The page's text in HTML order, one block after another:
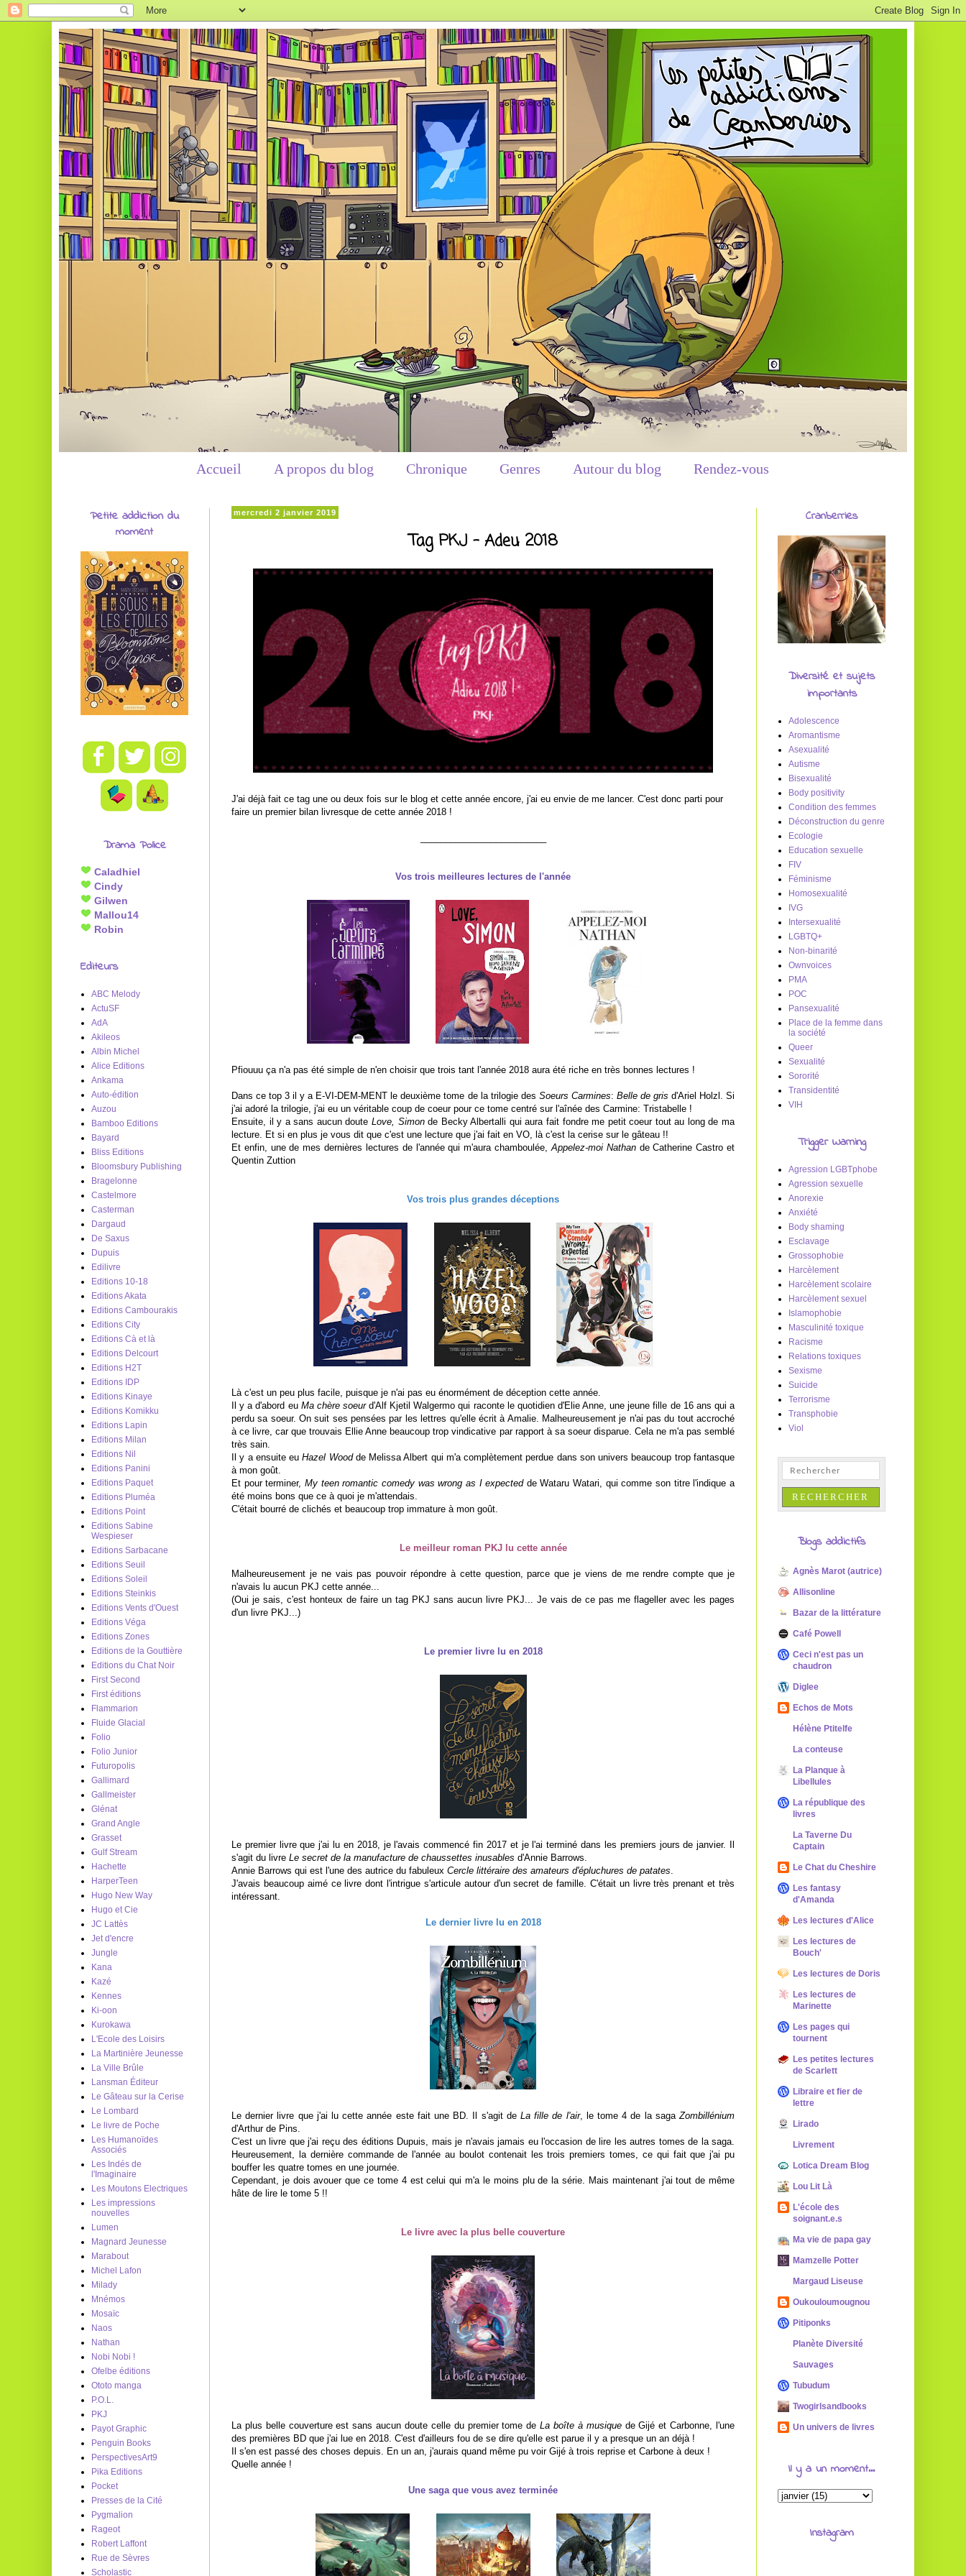
Accueil A propos du blog Chronique Genres Autour du blog Rendez-vous
mercredi 2 janvier 2019
Tag PKJ - Adeu 2018
J'ai déjà fait ce tag une ou deux fois sur le blog et cette année encore, j'ai eu envie de me lancer. C'est donc parti pour
faire un premier bilan livresque de cette année 2018 !
Vos trois meilleures lectures de l'année
Pfiouuu ça n'a pas été simple de n'en choisir que trois tant l'année 2018 aura été riche en très bonnes lectures !
Dans ce top 3 il y a E-VI-DEM-MENT le deuxième tome de la trilogie des Soeurs Carmines: Belle de gris d'Ariel Holzl. Si
j'ai adoré la trilogie, j'ai eu un véritable coup de coeur pour ce tome centré sur l'aînée des Carmine: Tristabelle !
Ensuite, il y a sans aucun doute Love, Simonde Becky Albertalli qui aura fait fondre me petit coeur tout au long de ma
lecture. Et si en plus je vous dit que c'est une lecture que j'ai fait en VO, là c'est la cerise sur le gâteau !!
Et enfin, une de mes dernières lectures de l'année qui m'aura chamboulée, Appelez-moi Nathande Catherine Castro et
Quentin Zuttion
Vos trois plus grandes déceptions
Là c'est un peu plus facile, puisque je n'ai pas eu énormément de déception cette année.
Il y a d'abord eu Ma chère soeurd'Alf Kjetil Walgermo qui raconte le quotidien d'Elie Anne, une jeune fille de 16 ans qui a
perdu sa soeur. On suit ses pensées par les lettres qu'elle écrit à Amalie. Malheureusement je n'ai pas du tout accroché
à ce livre, car que trouvais Ellie Anne beaucoup trop vindicative par rapport à sa soeur disparue. Cela ne m'a pas semblé
très sain.
Il y a ensuite euHazel Woodde Melissa Albert qui m'a complètement perdue dans son univers beaucoup trop fantasque
à mon goût.
Et pour terminer, My teen romantic comedy was wrong as I expectedde Wataru Watari, qui comme son titre l'indique a
été moins bons que ce à quoi je m'attendais.
C'était bourré de clichés et beaucoup trop immature à mon goût.
Le meilleur roman PKJ lu cette année
Malheureusement je ne vais pas pouvoir répondre à cette question, parce que je viens de me rendre compte que je
n'avais lu aucun PKJ cette année...
(Oui je sais, c'est honteux de faire un tag PKJ sans aucun livre PKJ... Je vais de ce pas me flageller avec les pages
d'un livre PKJ...)
Le premier livre lu en 2018
Le premier livre que j'ai lu en 2018, je l'avais commencé fin 2017 et je l'ai terminé dans les premiers jours de janvier. Il
s'agit du livre Le secret de la manufacture de chaussettes inusables d'Annie Barrows.
Annie Barrows qui est l'une des autrice du fabuleux Cercle littéraire des amateurs d'épluchures de patates
J'avais beaucoup aimé ce livre dont l'intrigue s'articule autour d'un secret de famille. C'était un livre très prenant et très
intéressant.
Le dernier livre lu en 2018
Le dernier livre que j'ai lu cette année este fait une BD. Il s'agit de La fille de l'air, le tome 4 de la sagaZombillénium
d'Arthur de Pins.
C'est un livre que j'ai reçu des éditions Dupuis, mais je n'avais jamais eu l'occasion de lire les autres tomes de la saga.
Heureusement, la dernière commande de l'année au boulot contenait les trois premiers tomes, ce qui fait que j'ai pu
bouffer les quatre tomes en une journée.
Cependant, je dois avouer que ce tome 4 est celui qui m'a le moins plu de la série. Mais maintenant j'ai tout de même
hâte de lire le tome 5 !!
Le livre avec la plus belle couverture
La plus belle couverture est sans aucun doute celle du premier tome deLa boîte à musiquede Gijé et Carbonne, l'une
des premières BD que j'ai lue en 2018. C'est d'ailleurs fou de se dire qu'elle est parue il y a presque un an déjà !
Il s'en est passé des choses depuis. En un an, j'aurais quand même pu voir Gijé à trois reprise et Carbone à deux !
Quelle année !
Une saga que vous avez terminée
Petite addiction du
moment
Drama Police
Caladhiel
Cindy
Gilwen
Mallou14
Robin
Editeurs
ABC Melody
ActuSF
AdA
Akileos
Albin Michel
Alice Editions
Ankama
Auto-édition
Auzou
Bamboo Editions
Bayard
Bliss Editions
Bloomsbury Publishing
Bragelonne
Castelmore
Casterman
Dargaud
De Saxus
Dupuis
Edilivre
Editions 10-18
Editions Akata
Editions Cambourakis
Editions City
Editions Cà et là
Editions Delcourt
Editions H2T
Editions IDP
Editions Kinaye
Editions Komikku
Editions Lapin
Editions Milan
Editions Nil
Editions Panini
Editions Paquet
Editions Pluméa
Editions Point
Editions Sabine
Wespieser
Editions Sarbacane
Editions Seuil
Editions Soleil
Editions Steinkis
Editions Vents d'Ouest
Editions Véga
Editions Zones
Editions de la Gouttière
Editions du Chat Noir
First Second
First éditions
Flammarion
Fluide Glacial
Folio
Folio Junior
Futuropolis
Gallimard
Gallmeister
Glénat
Grand Angle
Grasset
Gulf Stream
Hachette
HarperTeen
Hugo New Way
Hugo et Cie
JC Lattès
Jet d'encre
Jungle
Kana
Kazé
Kennes
Ki-oon
Kurokawa
L'Ecole des Loisirs
La Martinière Jeunesse
La Ville Brûle
Lansman Éditeur
Le Gâteau sur la Cerise
Le Lombard
Le livre de Poche
Les Humanoïdes
Associés
Les Indés de
l'Imaginaire
Les Moutons Electriques
Les impressions
nouvelles
Lumen
Magnard Jeunesse
Marabout
Michel Lafon
Milady
Mnémos
Mosaïc
Naos
Nathan
Nobi Nobi !
Ofelbe éditions
Ototo manga
P.O.L.
PKJ
Payot Graphic
Penguin Books
PerspectivesArt9
Pika Editions
Pocket
Presses de la Cité
Pygmalion
Rageot
Robert Laffont
Rue de Sèvres
Scholastic
Cranberries
Diversité et sujets
importants
Adolescence
Aromantisme
Asexualité
Autisme
Bisexualité
Body positivity
Condition des femmes
Déconstruction du genre
Ecologie
Education sexuelle
FIV
Féminisme
Homosexualité
IVG
Intersexualité
LGBTQ+
Non-binarité
Ownvoices
PMA
POC
Pansexualité
Place de la femme dans
la société
Queer
Sexualité
Sororité
Transidentité
VIH
Trigger Warning
Agression LGBTphobe
Agression sexuelle
Anorexie
Anxiété
Body shaming
Esclavage
Grossophobie
Harcèlement
Harcèlement scolaire
Harcèlement sexuel
Islamophobie
Masculinité toxique
Racisme
Relations toxiques
Sexisme
Suicide
Terrorisme
Transphobie
Viol
Blogs addictifs
Agnès Marot (autrice)
Allisonline
Bazar de la littérature
Café Powell
Ceci n'est pas un
chaudron
Diglee
Echos de Mots
Hélène Ptitelfe
La conteuse
La Planque à
Libellules
La république des
livres
La Taverne Du
Captain
Le Chat du Cheshire
Les fantasy
d'Amanda
Les lectures d'Alice
Les lectures de
Bouch'
Les lectures de Doris
Les lectures de
Marinette
Les pages qui
tournent
Les petites lectures
de Scarlett
Libraire et fier de
lettre
Lirado
Livrement
Lotica Dream Blog
Lou Lit Là
L'école des
soignant.e.s
Ma vie de papa gay
Mamzelle Potter
Margaud Liseuse
Oukouloumougnou
Pitiponks
Planète Diversité
Sauvages
Tubudum
Twogirlsandbooks
Un univers de livres
Il y a un moment...
Instagram